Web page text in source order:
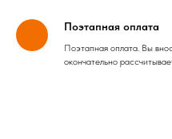
Поэтапная оплата
Поэтапная оплата. Вы
окончательно